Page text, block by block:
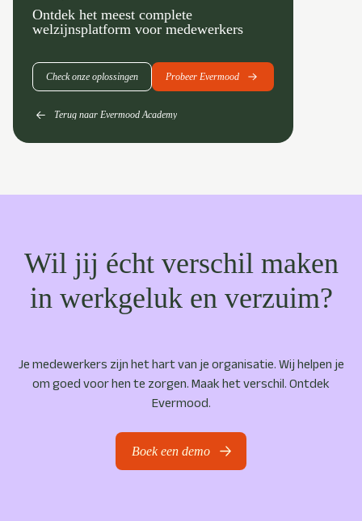
Ontdek het meest complete
welzijnsplatform voor medewerkers
Check onze oplossingen Probeer Evermood
Terug naar Evermood Academy
Wil jij écht verschil maken
in werkgeluk en verzuim?
Je medewerkers zijn het hart van je organisatie. Wij helpen je
om goed voor hen te zorgen. Maak het verschil. Ontdek
Evermood.
Boek een demo